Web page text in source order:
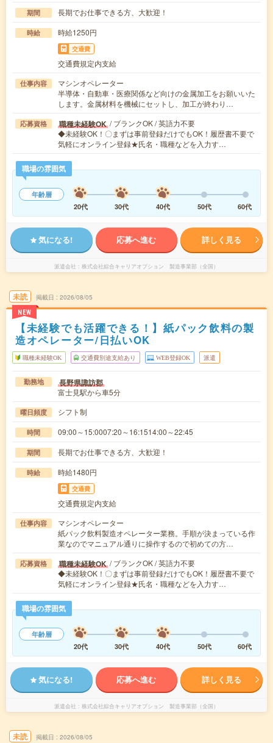
期間 長期でお仕事できる方、大歓迎！
時給 時給1250円
交通費
交通費規定内支給
仕事内容
マシンオペレーター
半導体・自動車・医療関係など向けの金属加工をお願いいた
します。金属材料を機械にセットし、加工が終わり…
応募資格 職種未経験OK / ブランクOK / 英語力不要
◆未経験OK！〇まずは事前登録だけでもOK！履歴書不要で
気軽にオンライン登録★氏名・職種などを入力す…
職場の雰囲気
年齢層
20代
30代 40代 50代 60代
気になる! 応募へ進む 詳しく見る
派遣会社 株式会社綜合キャリアオプション 製造事業部（全国）
未読
NEW
掲載日 2026/08/05
【未経験でも活躍できる！】紙パック飲料の製
造オペレーター/日払いOK
職種未経験OK 交通費別途支給あり WEB登録OK 派遣
勤務地 長野県諏訪郡
富士見駅から車5分
曜日頻度 シフト制
時間 09:00～15:0007:20～16:1514:00～22:45
期間 長期でお仕事できる方、大歓迎！
時給 時給1480円
交通費
交通費規定内支給
仕事内容
マシンオペレーター
紙パック飲料製造オペレーター業務。手順が決まっている作
業なのでマニュアル通りに操作するので初めての方…
応募資格 職種未経験OK / ブランクOK / 英語力不要
◆未経験OK！〇まずは事前登録だけでもOK！履歴書不要で
気軽にオンライン登録★氏名・職種などを入力す…
職場の雰囲気
年齢層
20代
30代 40代 50代 60代
気になる! 応募へ進む 詳しく見る
派遣会社 株式会社綜合キャリアオプション 製造事業部（全国）
未読 掲載日 2026/08/05